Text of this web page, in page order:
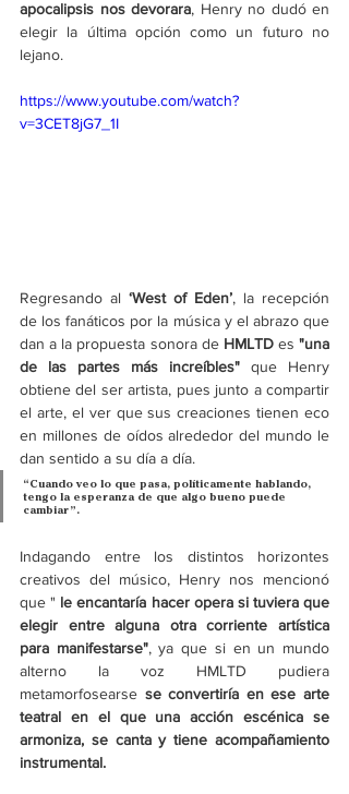
apocalipsis nos devorara, Henry no dudó en
elegir la última opción como un futuro no
lejano.
https://www.youtube.com/watch?
v=3CET8jG7_1I
Regresando al ‘West of Eden’, la recepción
de los fanáticos por la música y el abrazo que
dan a la propuesta sonora de HMLTD es "una
de las partes más increíbles" que Henry
obtiene del ser artista, pues junto a compartir
el arte, el ver que sus creaciones tienen eco
en millones de oídos alrededor del mundo le
dan sentido a su día a día.
“Cuando veo lo que pasa, políticamente hablando,
tengo la esperanza de que algo bueno puede
cambiar”.
Indagando entre los distintos horizontes
creativos del músico, Henry nos mencionó
que " le encantaría hacer opera si tuviera que
elegir entre alguna otra corriente artística
para manifestarse", ya que si en un mundo
alterno la voz HMLTD pudiera
metamorfosearse se convertiría en ese arte
teatral en el que una acción escénica se
armoniza, se canta y tiene acompañamiento
instrumental.